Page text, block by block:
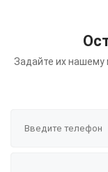
Задайте их нашему